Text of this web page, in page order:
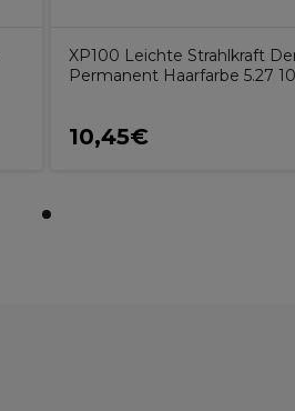
XP100 Leichte Strahlkraft
Permanent Haarfarbe 5.27
10,45€